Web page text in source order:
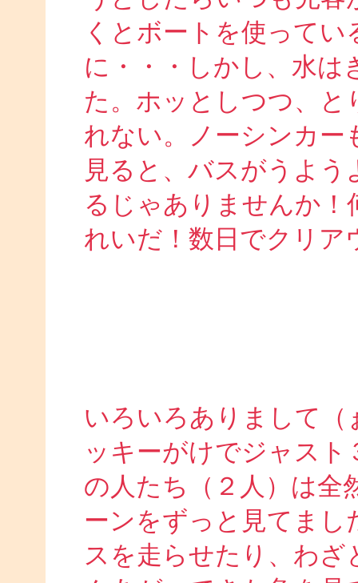
くとボートを使って
に・・・しかし、水
た。ホッとしつつ、
れない。ノーシンカー
見ると、バスがうよ
るじゃありませんか！
れいだ！数日でクリア
いろいろありまして
ッキーがけでジャス
の人たち（２人）は全
ーンをずっと見てま
スを走らせたり、わ